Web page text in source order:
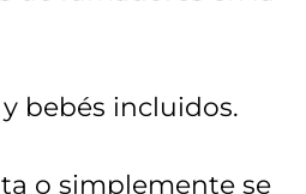
bebés incluidos.
o simplemente se